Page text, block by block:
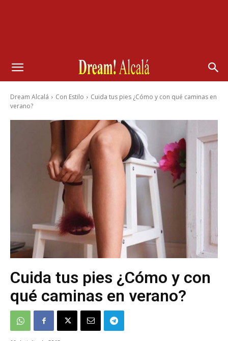
Dream Alcalá Con Estilo
Cuida tus pies ¿Cómo y con qué caminas en
verano?
Cuida tus pies ¿Cómo y con
qué caminas en verano?